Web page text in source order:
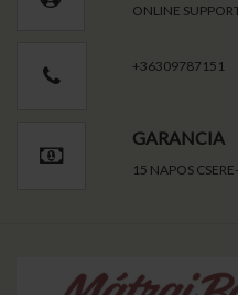
ONLINE
+36309787151
GARANCIA
15 NAPOS